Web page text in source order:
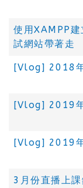
使用XAMPP建
試網站帶著走
[Vlog] 2018
[Vlog] 2019
[Vlog] 2019
3月份直播上課